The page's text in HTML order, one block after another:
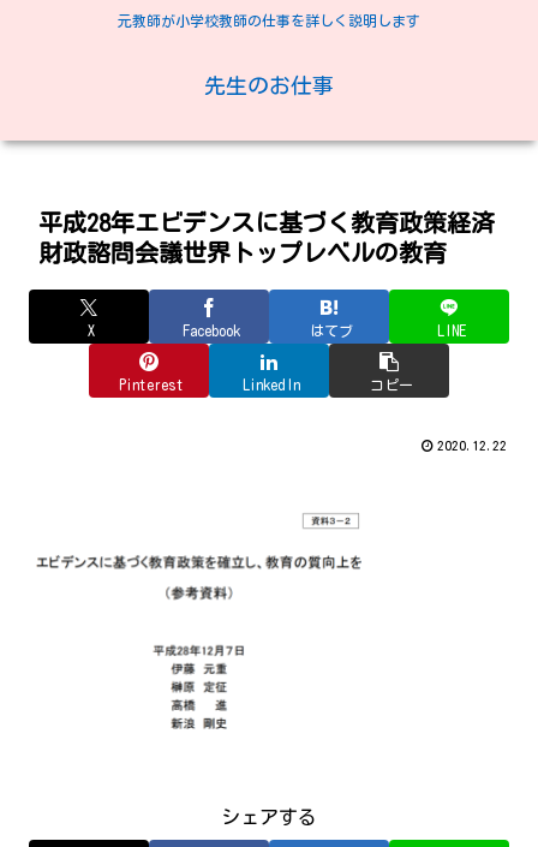
元教師が小学校教師の仕事を詳しく説明します
先生のお仕事
平成28年エビデンスに基づく教育政策経済
財政諮問会議世界トップレベルの教育
X Facebook はてブ LINE
Pinterest LinkedIn コピー
2020.12.22
シェアする